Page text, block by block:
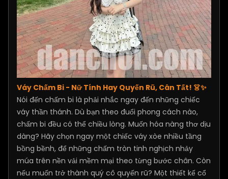
Váy Chấm Bi - Nữ Tính Hay Quyến Rũ, Cân Tất! 👗✨
Nói đến chấm bi là phải nhắc ngay đến những chiếc
váy thần thánh. Dù bạn theo đuổi phong cách nào,
chấm bi đều có thể chiều lòng. Muốn hóa nàng thơ dịu
dàng? Hãy chọn ngay một chiếc váy xòe nhiều tầng
bồng bềnh, để những chấm tròn tinh nghịch nhảy
múa trên nền vải mềm mại theo từng bước chân. Còn
nếu muốn trở thành quý cô quyến rũ? Một thiết kế cổ